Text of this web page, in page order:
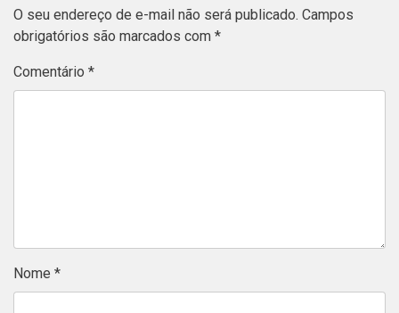
O seu endereço de e-mail não será publicado. Campos
obrigatórios são marcados com *
Comentário *
Nome *